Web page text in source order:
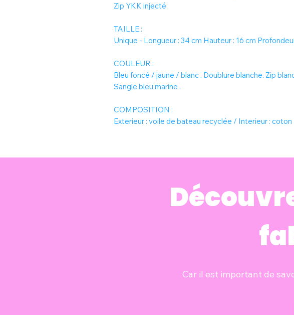
Zip YKK injecté
TAILLE :
Unique - Longueur : 34 cm Hauteur : 16 cm
COULEUR :
Bleu foncé / jaune / blanc . Doublure blanche. Zip
Sangle bleu marine .
COMPOSITION :
Exterieur : voile de bateau recyclée / Interieur : coton
Car il est important de